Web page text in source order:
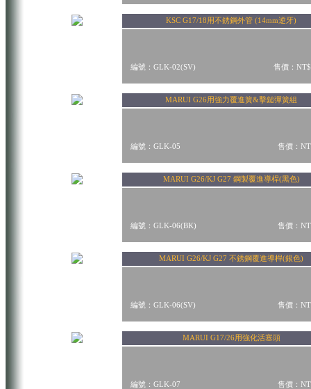
KSC G17/18用不銹鋼外管 (14mm逆牙)
編號：GLK-02(SV) 售價：
MARUI G26用強力覆進簧&擊鎚彈簧組
編號：GLK-05 售價：
MARUI G26/KJ G27 鋼製覆進導桿(黑色)
編號：GLK-06(BK) 售價：
MARUI G26/KJ G27 不銹鋼覆進導桿(銀色)
編號：GLK-06(SV) 售價：
MARUI G17/26用強化活塞頭
編號：GLK-07 售價：